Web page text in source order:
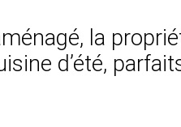
la
d’été,